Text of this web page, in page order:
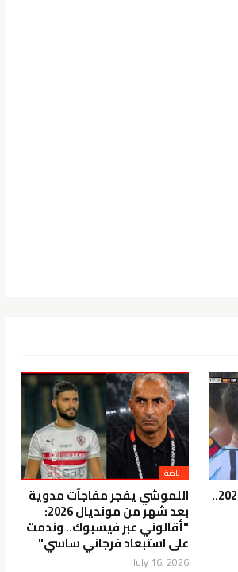
إسبانيا بطلة كأس العالم 2026..
رياضة
اللموشي يفجر مفاجآت مدوية
بعد شهر من مونديال 2026:
"أقالوني عبر فيسبوك.. وندمت
على استبعاد فرجاني ساسي"
July 16, 2026